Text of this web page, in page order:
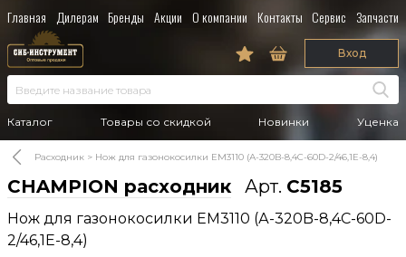
Главная Дилерам Бренды Акции О компании Контакты Сервис Запчасти
Каталог Товары со скидкой Новинки Уценка
Вход
Расходник Нож для газонокосилки EM3110 (А-320B-8,4C-60D-2/46,1E-8,4)
CHAMPION расходник Арт. C5185
Нож для газонокосилки EM3110 (А-320B-8,4C-60D-
2/46,1E-8,4)